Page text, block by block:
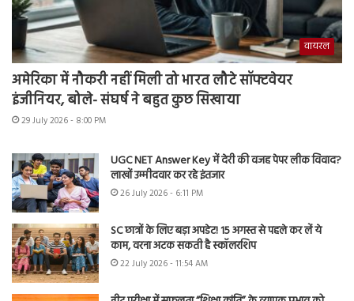
वायरल
अमेरिका में नौकरी नहीं मिली तो भारत लौटे सॉफ्टवेयर
इंजीनियर, बोले- संघर्ष ने बहुत कुछ सिखाया
29 July 2026 - 8:00 PM
UGC NET Answer Key में देरी की वजह पेपर लीक विवाद?
लाखों उम्मीदवार कर रहे इंतजार
26 July 2026 - 6:11 PM
SC छात्रों के लिए बड़ा अपडेट! 15 अगस्त से पहले कर लें ये
काम, वरना अटक सकती है स्कॉलरशिप
22 July 2026 - 11:54 AM